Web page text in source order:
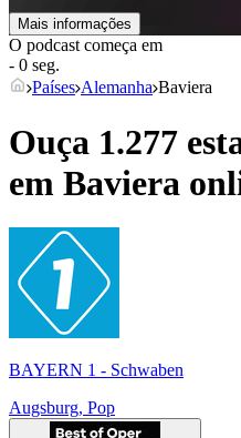
Mais informações
O podcast começa em
- 0 seg.
Países Alemanha Baviera
Ouça 1.277
em Baviera
BAYERN 1 - Schwaben
Augsburg, Pop